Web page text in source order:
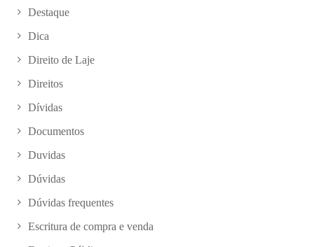
Destaque
Dica
Direito de Laje
Direitos
Dívidas
Documentos
Duvidas
Dúvidas
Dúvidas frequentes
Escritura de compra e venda